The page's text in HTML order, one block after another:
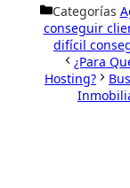
Categorías
conseguir
difícil
¿Para
Hosting?